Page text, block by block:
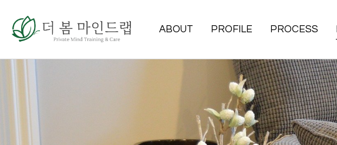
ABOUT PROFILE PROCESS